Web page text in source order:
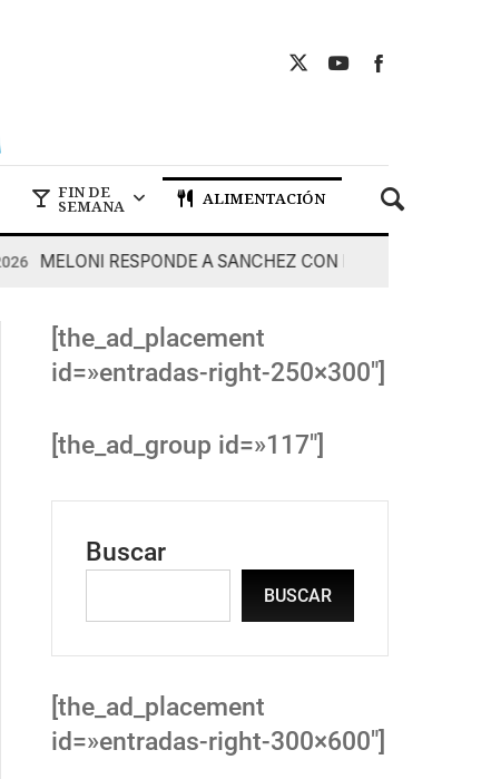
FIN DE
SEMANA ALIMENTACIÓN
MELONI RESPONDE A SANCHEZ CON DUREZA
[the_ad_placement
id=»entradas-right-250×300″]
[the_ad_group id=»117″]
Buscar
BUSCAR
[the_ad_placement
id=»entradas-right-300×600″]